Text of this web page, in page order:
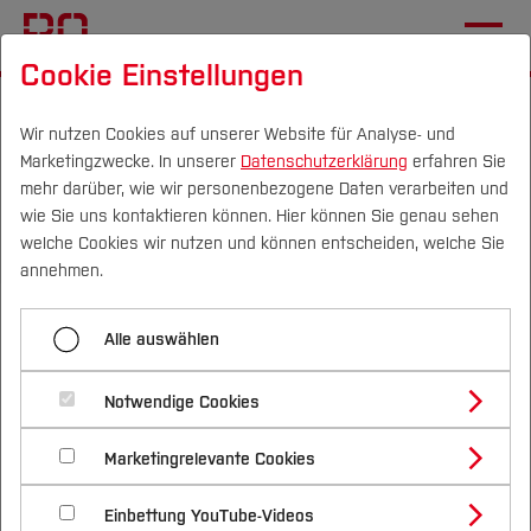
Campus Personen DE|EN Quicklinks
Studium
Studienangebote
Bachelorstudiengänge
Masterstudiengänge
Vor dem Studium
Bewerben & Einschreiben
Bewerbungsportal
Im Studium
Studienbüros und Prüfungen
Nach dem Studium
Forschung & Transfer
Profil
Forschungs- und Transferprofil
Schwerpunkte (FuT)
Beratung & Förderung
Nachhaltigkeit
Nachhaltigkeit studieren
International
Team
Muhammed Y.
Menü aufklappen
Dominik
Muhammed
Kidanemaiam
Philipp
Muhammed Yildiz
Entwicklung von lokalen und
mobilen Wassersammellösungen
(z.B. mit Anhängerplane, Schirm,
Cookie Einstellungen
Wir nutzen Cookies auf unserer Website für Analyse- und
Marketingzwecke. In unserer Datenschutzerklärung erfahren Sie
mehr darüber, wie wir personenbezogene Daten verarbeiten und
wie Sie uns kontaktieren können. Hier können Sie genau sehen
welche Cookies wir nutzen und können entscheiden, welche Sie
annehmen.
Alle auswählen
Notwendige Cookies
Marketingrelevante Cookies
Einbettung YouTube-Videos